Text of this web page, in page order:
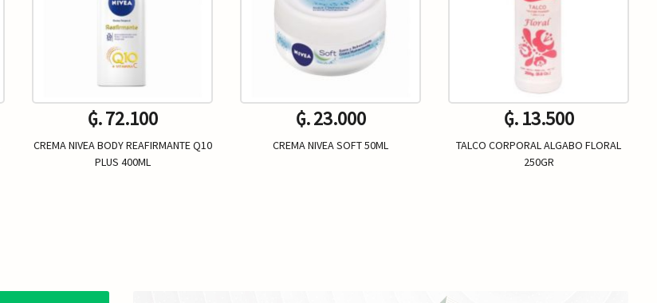
₲. 72.100
CREMA NIVEA BODY REAFIRMANTE Q10
PLUS 400ML
₲. 23.000
CREMA NIVEA SOFT 50ML
₲. 13.500
TALCO CORPORAL ALGABO FLORAL
250GR